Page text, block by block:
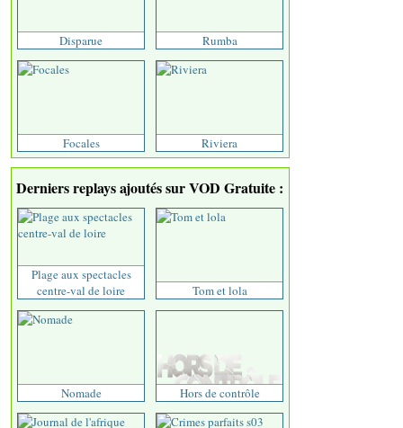
Disparue Rumba
Focales Riviera
Derniers replays ajoutés sur VOD Gratuite :
Plage aux spectacles
centre-val de loire
Tom et lola
Nomade Hors de contrôle